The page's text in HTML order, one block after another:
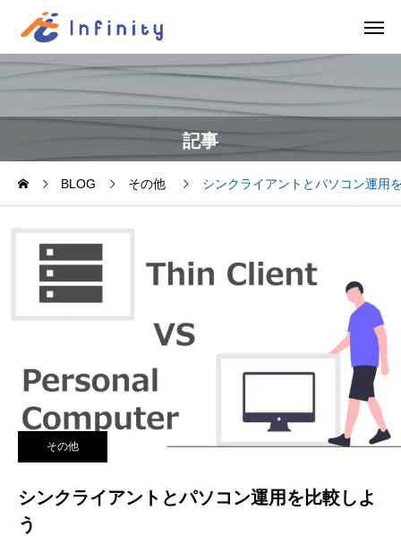
記事
BLOG その他 シンクライアントとパソコン運用
その他
シンクライアントとパソコン運用を比較しよ
う